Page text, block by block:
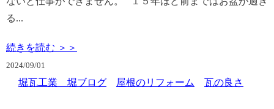
る...
続きを読む ＞＞
2024/09/01
堀瓦工業 堀ブログ 屋根のリフォーム 瓦の良さ